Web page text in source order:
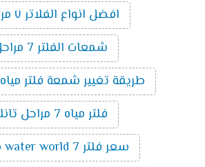
افضل انواع الفلاتر ٧ مراحل
شمعات الفلتر 7 مراحل
طريقة تغيير شمعة فلتر مياه 7 مراحل
فلتر مياه 7 مراحل تانك
سعر فلتر water world 7 مراحل